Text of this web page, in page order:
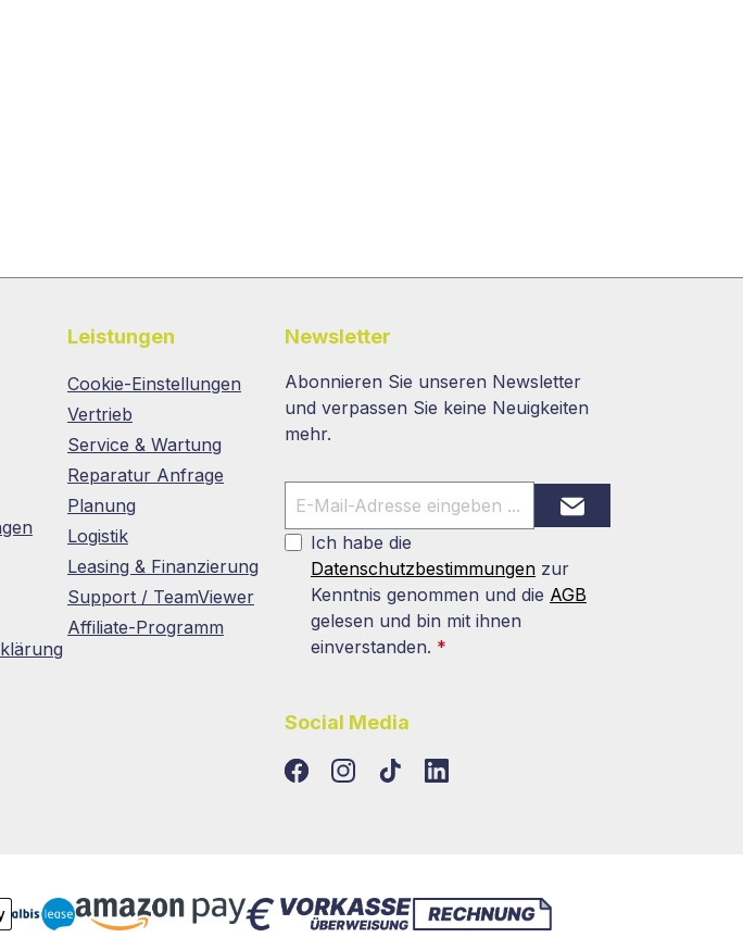
Leistungen
Cookie-Einstellungen
Vertrieb
Service & Wartung
Reparatur Anfrage
Planung
Logistik
Leasing & Finanzierung
Support / TeamViewer
Affiliate-Programm
Newsletter
Abonnieren Sie unseren Newsletter
und verpassen Sie keine Neuigkeiten
mehr.
Ich habe die
Datenschutzbestimmungen zur
Kenntnis genommen und die AGB
gelesen und bin mit ihnen
einverstanden. *
Social Media
TikTokLinkedIn